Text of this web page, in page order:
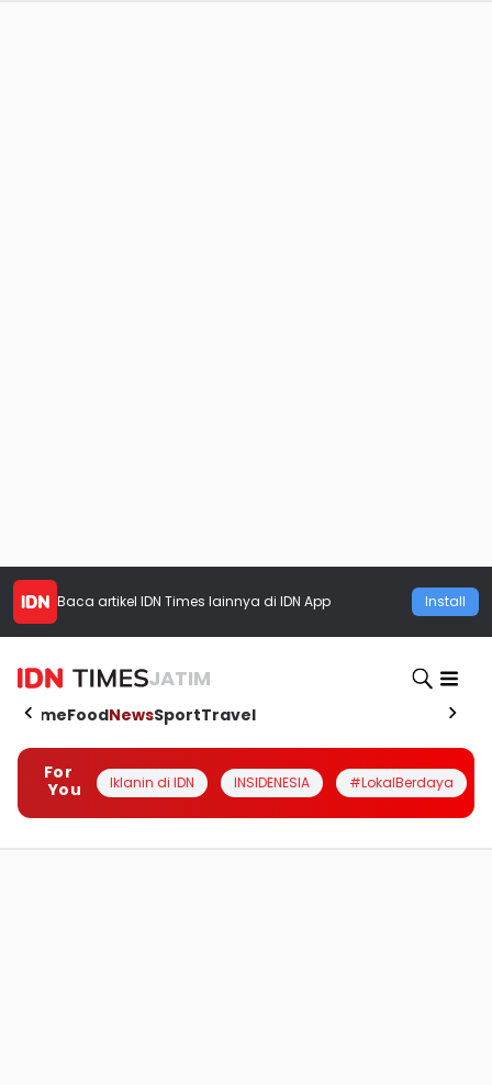
Baca artikel IDN Times lainnya di IDN App Install
JATIM
HomeFoodNewsSportTravel
For
You
Iklanin di IDN INSIDENESIA #LokalBerdaya